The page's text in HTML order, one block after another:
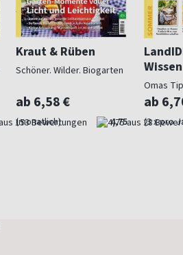
Kraut & Rüben
Schöner. Wilder. Biogarten
ab 6,58 €
(monatlich) 4,75
Wissen
Omas
entdeckt
ab
(3 x pro